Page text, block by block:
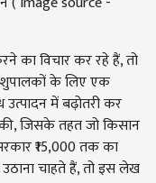
का विचार कर रहे हैं, तो
के लिए एक
में बढ़ोतरी कर
जिसके तहत जो किसान
₹15,000 तक का
चाहते हैं, तो इस लेख